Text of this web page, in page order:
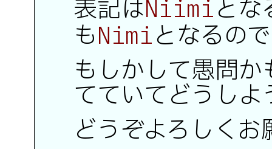
表記はNiimiと
もNimiとなるの
もしかして愚問
てていてどうし
どうぞよろしく